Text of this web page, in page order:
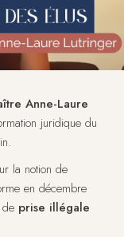
Anne-Laure
juridique du
la notion de
en décembre
prise illégale